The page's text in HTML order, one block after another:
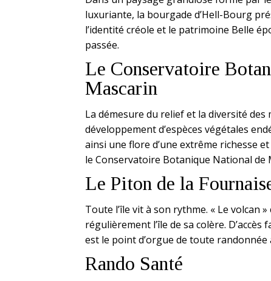
luxuriante, la bourgade d’Hell-Bourg
l’identité créole et le patrimoine Belle
passée.
Le Conservatoire
Mascarin
La démesure du relief et la diversité
développement d’espèces végétales
ainsi une flore d’une extrême richesse
le Conservatoire Botanique National de
Le Piton de la
Toute l’île vit à son rythme. « Le volcan
régulièrement l’île de sa colère.
est le point d’orgue de toute randonnée
Rando Santé